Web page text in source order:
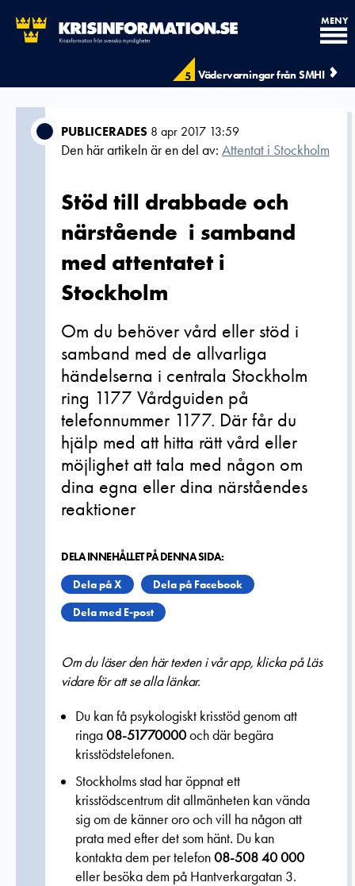
5 Vädervarningar från SMHI
MENY
PUBLICERADES 8 apr 2017 13:59
Den här artikeln är en del av: Attentat i Stockholm
Stöd till drabbade och
närstående i samband
med attentatet i
Stockholm
Om du behöver vård eller stöd i
samband med de allvarliga
händelserna i centrala Stockholm
ring 1177 Vårdguiden på
telefonnummer 1177. Där får du
hjälp med att hitta rätt vård eller
möjlighet att tala med någon om
dina egna eller dina närståendes
reaktioner
DELA INNEHÅLLET PÅ DENNA SIDA:
Dela på X
Dela på Facebook
Dela med E-post
Om du läser den här texten i vår app, klicka på Läs
vidare för att se alla länkar.
Du kan få psykologiskt krisstöd genom att
ringa08-51770000och där begära
krisstödstelefonen.
Stockholms stad har öppnat ett
krisstödscentrum dit allmänheten kan vända
sig om de känner oro och vill ha någon att
prata med efter det som hänt. Du kan
kontakta dem per telefon08-508 40 000
eller besöka dem på Hantverkargatan 3.